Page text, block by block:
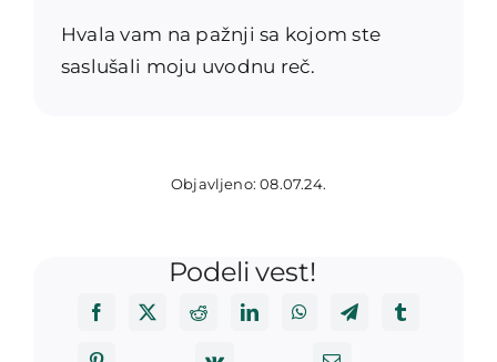
Hvala vam na pažnji sa kojom ste
saslušali moju uvodnu reč.
Objavljeno: 08.07.24.
Podeli vest!